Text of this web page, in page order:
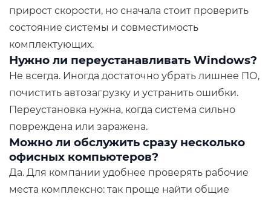
прирост скорости, но сначала стоит проверить
состояние системы и совместимость
комплектующих.
Нужно ли переустанавливать Windows?
Не всегда. Иногда достаточно убрать лишнее ПО,
почистить автозагрузку и устранить ошибки.
Переустановка нужна, когда система сильно
повреждена или заражена.
Можно ли обслужить сразу несколько
офисных компьютеров?
Да. Для компании удобнее проверять рабочие
места комплексно: так проще найти общие